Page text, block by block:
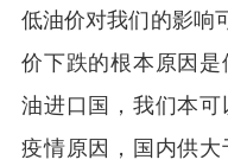
低油价对我们的影响
价下跌的根本原因
油进口国，我们本
疫情原因，国内供